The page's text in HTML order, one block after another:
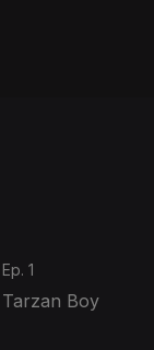
Ep. 1
Tarzan Boy